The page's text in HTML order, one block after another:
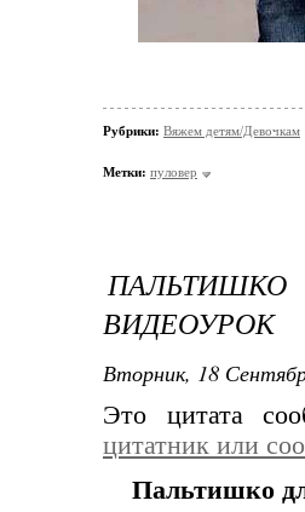
Рубрики: Вяжем детям/Девочкам
Метки: пуловер
ВИДЕОУРОК
Вторник, 18
Это цитата
цитатник или
Пальтишко